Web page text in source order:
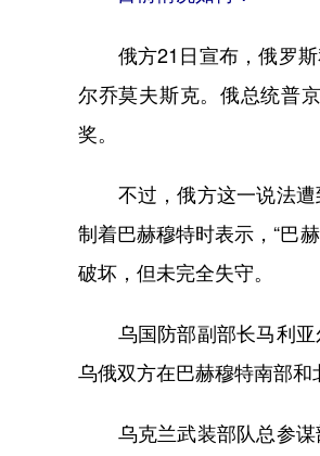
俄方21日宣布，俄罗斯
尔乔莫夫斯克。俄总统普
奖。
不过，俄方这一说法遭
制着巴赫穆特时表示，“巴
破坏，但未完全失守。
乌国防部副部长马利亚
乌俄双方在巴赫穆特南部和
乌克兰武装部队总参谋